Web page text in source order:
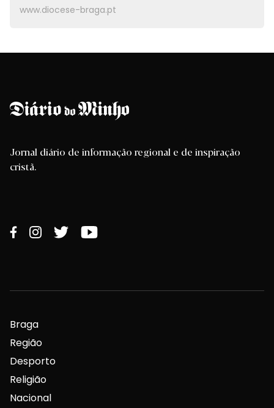
www.diocese-braga.pt
Jornal diário de informação regional e de inspiração
cristã.
Braga
Região
Desporto
Religião
Nacional